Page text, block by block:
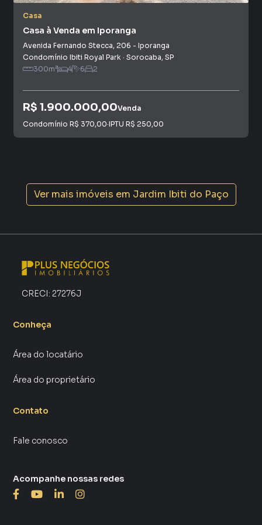
Casa
Casa à Venda em Iporanga
Avenida Fernando Stecca, 206 - Iporanga
Condomínio Ibiti Royal Park · Sorocaba, SP
300m² 4 6 2
R$ 1.900.000,00Venda
Condomínio R$ 370,00·IPTU R$ 250,00
Ver mais imóveis em Jardim Ibiti do Paço
CRECI: 27276J
Conheça
Área do locatário
Área do proprietário
Contato
Fale conosco
Acompanhe nossas redes